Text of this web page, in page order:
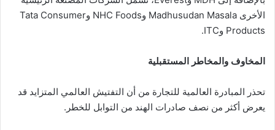
الأخرى Madhusudan Masala وNHC Foods وTata Consumer
Products وITC.
المخاوف والمخاطر المستقبلية
تحذر المبادرة العالمية للتجارة من أن التفتيش العالمي المتزايد قد
يعرض أكثر من نصف صادرات الهند من التوابل للخطر.